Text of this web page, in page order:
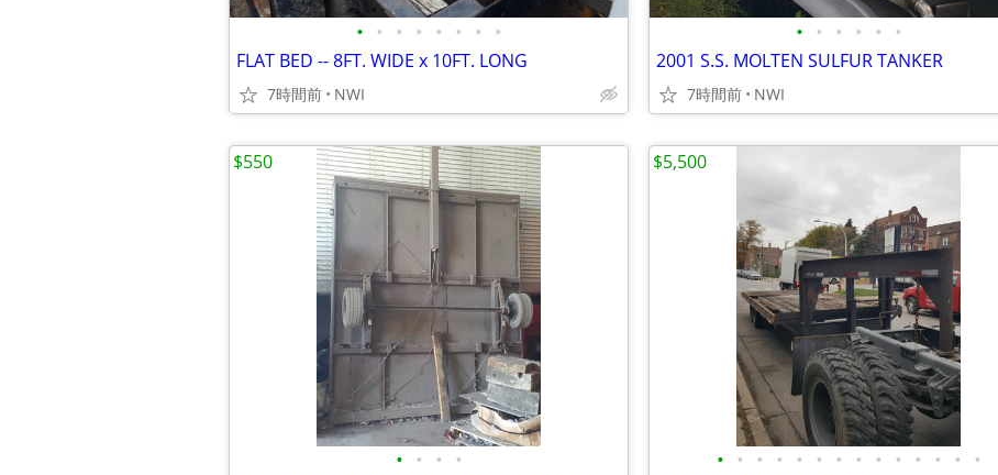
• • • • • • • •
FLAT BED -- 8FT. WIDE x 10FT. LONG
7時間前 NWI
• • • • • •
2001 S.S. MOLTEN SULFUR TANKER
7時間前 NWI
• • • •
$550
• • • • • • • • • • • • • •
$5,500